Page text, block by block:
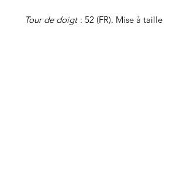
Tour de doigt: 52 (FR). Mise à taille